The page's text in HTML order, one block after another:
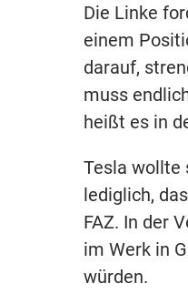
Die Linke
einem
darauf,
muss
heißt es in
Tesla wollte
lediglich,
FAZ. In der
im Werk in
würden.